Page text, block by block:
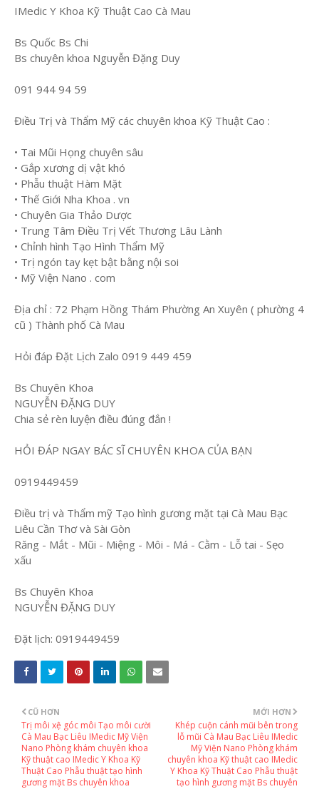
IMedic Y Khoa Kỹ Thuật Cao Cà Mau
Bs Quốc Bs Chi
Bs chuyên khoa Nguyễn Đặng Duy
091 944 94 59
Điều Trị và Thẩm Mỹ các chuyên khoa Kỹ Thuật Cao :
• Tai Mũi Họng chuyên sâu
• Gắp xương dị vật khó
• Phẫu thuật Hàm Mặt
• Thế Giới Nha Khoa . vn
• Chuyên Gia Thảo Dược
• Trung Tâm Điều Trị Vết Thương Lâu Lành
• Chỉnh hình Tạo Hình Thẩm Mỹ
• Trị ngón tay kẹt bật bằng nội soi
• Mỹ Viện Nano . com
Địa chỉ : 72 Phạm Hồng Thám Phường An Xuyên ( phường 4
cũ ) Thành phố Cà Mau
Hỏi đáp Đặt Lịch Zalo 0919 449 459
Bs Chuyên Khoa
NGUYỄN ĐẶNG DUY
Chia sẻ rèn luyện điều đúng đắn !
HỎI ĐÁP NGAY BÁC SĨ CHUYÊN KHOA CỦA BẠN
0919449459
Điều trị và Thẩm mỹ Tạo hình gương mặt tại Cà Mau Bạc
Liêu Cần Thơ và Sài Gòn
Răng - Mắt - Mũi - Miệng - Môi - Má - Cằm - Lỗ tai - Sẹo
xấu
Bs Chuyên Khoa
NGUYỄN ĐẶNG DUY
Đặt lịch: 0919449459
MỚI HƠN
Khép cuộn cánh mũi bên trong
lỗ mũi Cà Mau Bạc Liêu IMedic
Mỹ Viện Nano Phòng khám
chuyên khoa Kỹ thuật cao IMedic
Y Khoa Kỹ Thuật Cao Phẫu thuật
tạo hình gương mặt Bs chuyên
CŨ HƠN
Trị môi xệ góc môi Tạo môi cười
Cà Mau Bạc Liêu IMedic Mỹ Viện
Nano Phòng khám chuyên khoa
Kỹ thuật cao IMedic Y Khoa Kỹ
Thuật Cao Phẫu thuật tạo hình
gương mặt Bs chuyên khoa